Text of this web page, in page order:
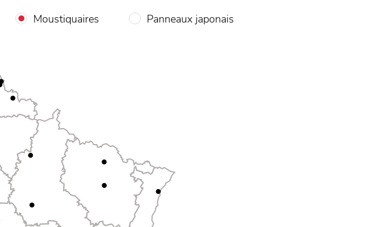
Moustiquaires Panneaux japonais